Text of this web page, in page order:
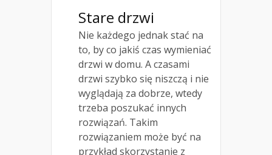
Stare drzwi
Nie każdego jednak stać na
to, by co jakiś czas wymieniać
drzwi w domu. A czasami
drzwi szybko się niszczą i nie
wyglądają za dobrze, wtedy
trzeba poszukać innych
rozwiązań. Takim
rozwiązaniem może być na
przykład skorzystanie z